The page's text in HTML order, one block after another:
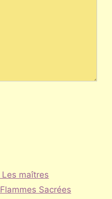
Les maîtres
Sacrées